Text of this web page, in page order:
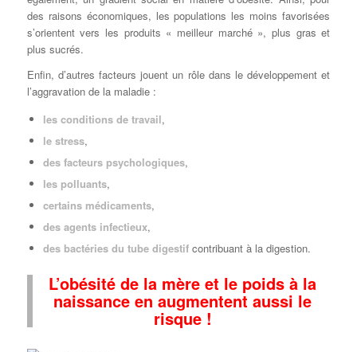
des raisons économiques, les populations les moins favorisées
s’orientent vers les produits « meilleur marché », plus gras et
plus sucrés.
Enfin, d’autres facteurs jouent un rôle dans le développement et
l’aggravation de la maladie :
les conditions de travail,
le stress,
des facteurs psychologiques,
les polluants,
certains médicaments,
des agents infectieux,
des bactéries du tube digestifcontribuant à la digestion.
L’obésité de la mère et le poids à la
naissance en augmentent aussi le
risque !